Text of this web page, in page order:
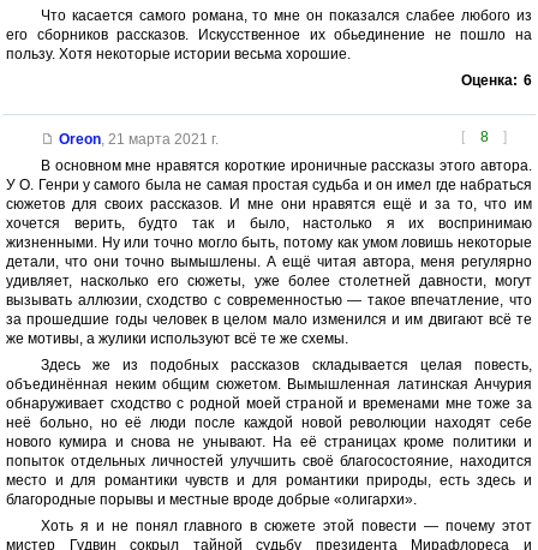
Что касается самого романа, то мне он показался слабее любого из
его сборников рассказов. Искусственное их обьединение не пошло на
пользу. Хотя некоторые истории весьма хорошие.
Оценка: 6
[ 8 ]
Oreon, 21 марта 2021 г.
В основном мне нравятся короткие ироничные рассказы этого автора.
У О. Генри у самого была не самая простая судьба и он имел где набраться
сюжетов для своих рассказов. И мне они нравятся ещё и за то, что им
хочется верить, будто так и было, настолько я их воспринимаю
жизненными. Ну или точно могло быть, потому как умом ловишь некоторые
детали, что они точно вымышлены. А ещё читая автора, меня регулярно
удивляет, насколько его сюжеты, уже более столетней давности, могут
вызывать аллюзии, сходство с современностью — такое впечатление, что
за прошедшие годы человек в целом мало изменился и им двигают всё те
же мотивы, а жулики используют всё те же схемы.
Здесь же из подобных рассказов складывается целая повесть,
объединённая неким общим сюжетом. Вымышленная латинская Анчурия
обнаруживает сходство с родной моей страной и временами мне тоже за
неё больно, но её люди после каждой новой революции находят себе
нового кумира и снова не унывают. На её страницах кроме политики и
попыток отдельных личностей улучшить своё благосостояние, находится
место и для романтики чувств и для романтики природы, есть здесь и
благородные порывы и местные вроде добрые «олигархи».
Хоть я и не понял главного в сюжете этой повести — почему этот
мистер Гудвин сокрыл тайной судьбу президента Мирафлореса и